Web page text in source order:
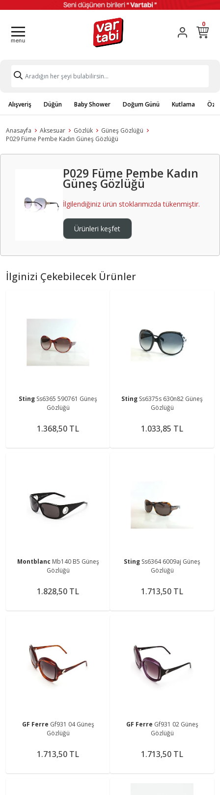
0
Alışveriş Düğün Baby Shower Doğum Günü Kutlama
Anasayfa Aksesuar Gözlük
Güneş Gözlüğü
P029 Füme Pembe Kadın Güneş Gözlüğü
P029 Füme Pembe Kadın
Güneş Gözlüğü
İlgilendiğiniz ürün stoklarımızda tükenmiştir.
Ürünleri keşfet
İlginizi Çekebilecek Ürünler
Sting Ss6365 590761 Güneş
Gözlüğü
1.368,50 TL
Sting Ss6375s 630n82 Güneş
Gözlüğü
1.033,85 TL
Montblanc Mb140 B5 Güneş
Gözlüğü
1.828,50 TL
Sting Ss6364 6009aj Güneş
Gözlüğü
1.713,50 TL
GF Ferre Gf931 04 Güneş
Gözlüğü
1.713,50 TL
GF Ferre Gf931 02 Güneş
Gözlüğü
1.713,50 TL